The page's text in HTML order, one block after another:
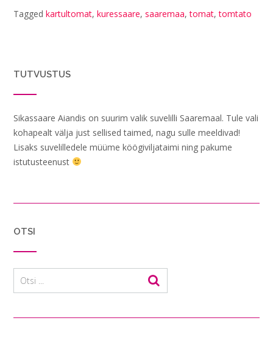
Tagged kartultomat, kuressaare, saaremaa,tomat,tomtato
TUTVUSTUS
Sikassaare Aiandis on suurim valik suvelilli Saaremaal. Tule vali
kohapealt välja just sellised taimed, nagu sulle meeldivad!
Lisaks suvelilledele müüme köögiviljataimi ning pakume
istutusteenust
OTSI